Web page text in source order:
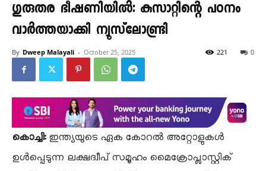
ഗുരുതര ഭീഷണിയിൽ: കുസാറ്റിന്റെ പഠനം
വാർത്തയാക്കി ന്യൂസ്‌ലോണ്ട്രി
By Dweep Malayali - October 25, 2025 0
221
കൊച്ചി:​ഇന്ത്യയുടെ ഏക കോറൽ അറ്റോളുകൾ
ഉൾപ്പെടുന്ന ലക്ഷദ്വീപ് സമൂഹം മൈക്രോപ്ലാസ്റ്റിക്